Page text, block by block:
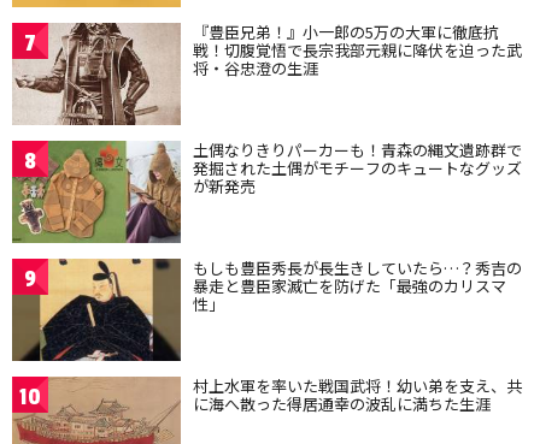
7 『豊臣兄弟！』小一郎の5万の大軍に徹底抗
戦！切腹覚悟で長宗我部元親に降伏を迫った武
将・谷忠澄の生涯
8 土偶なりきりパーカーも！青森の縄文遺跡群で
発掘された土偶がモチーフのキュートなグッズ
が新発売
9 もしも豊臣秀長が長生きしていたら…？秀吉の
暴走と豊臣家滅亡を防げた「最強のカリスマ
性」
10 村上水軍を率いた戦国武将！幼い弟を支え、共
に海へ散った得居通幸の波乱に満ちた生涯